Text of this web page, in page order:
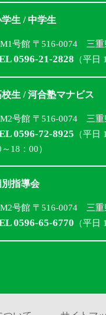
生 / 中学生
号館 〒516-0074 三重
0596-21-2828 （平日
生 / 河合塾マナビス
号館 〒516-0074 三重
0596-72-8925 （平日
18：00）
別指導会
号館 〒516-0074 三重
0596-65-6770 （平日